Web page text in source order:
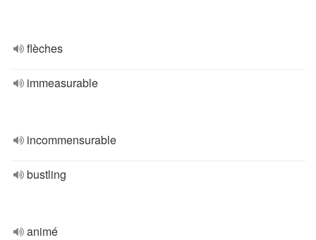
flèches
immeasurable
incommensurable
bustling
animé